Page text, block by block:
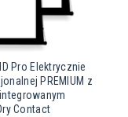
Pro Elektrycznie
PREMIUM z
Contact